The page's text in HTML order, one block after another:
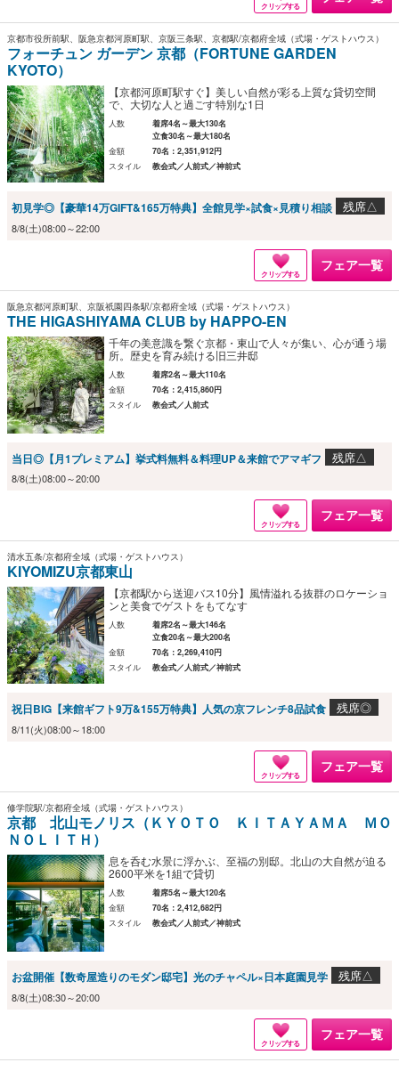
クリップする
京都市役所前駅、阪急京都河原町駅、京阪三条駅、京都駅/京都府全域（式場・ゲストハウス）
フォーチュン ガーデン 京都（FORTUNE GARDEN
KYOTO）
【京都河原町駅すぐ】美しい自然が彩る上質な貸切空間
で、大切な人と過ごす特別な1日
人数
着席4名～最大130名
立食30名～最大180名
金額
70名：2,351,912円
スタイル
教会式／人前式／神前式
初見学◎【豪華14万GIFT&165万特典】全館見学×試食×見積り相談 残席△
8/8(土)08:00～22:00
クリップする
フェア一覧
阪急京都河原町駅、京阪祇園四条駅/京都府全域（式場・ゲストハウス）
THE HIGASHIYAMA CLUB by HAPPO-EN
千年の美意識を繋ぐ京都・東山で人々が集い、心が通う場
所。歴史を育み続ける旧三井邸
人数
着席2名～最大110名
金額
70名：2,415,860円
スタイル
教会式／人前式
当日◎【月1プレミアム】挙式料無料＆料理UP＆来館でアマギフ 残席△
8/8(土)08:00～20:00
クリップする
フェア一覧
清水五条/京都府全域（式場・ゲストハウス）
KIYOMIZU京都東山
【京都駅から送迎バス10分】風情溢れる抜群のロケーショ
ンと美食でゲストをもてなす
人数
着席2名～最大146名
立食20名～最大200名
金額
70名：2,269,410円
スタイル
教会式／人前式／神前式
祝日BIG【来館ギフト9万&155万特典】人気の京フレンチ8品試食 残席◎
8/11(火)08:00～18:00
クリップする
フェア一覧
修学院駅/京都府全域（式場・ゲストハウス）
京都 北山モノリス（ＫＹＯＴＯ ＫＩＴＡＹＡＭＡ ＭＯ
ＮＯＬＩＴＨ）
息を呑む水景に浮かぶ、至福の別邸。北山の大自然が迫る
2600平米を1組で貸切
人数
着席5名～最大120名
金額
70名：2,412,682円
スタイル
教会式／人前式／神前式
お盆開催【数奇屋造りのモダン邸宅】光のチャペル×日本庭園見学 残席△
8/8(土)08:30～20:00
クリップする
フェア一覧